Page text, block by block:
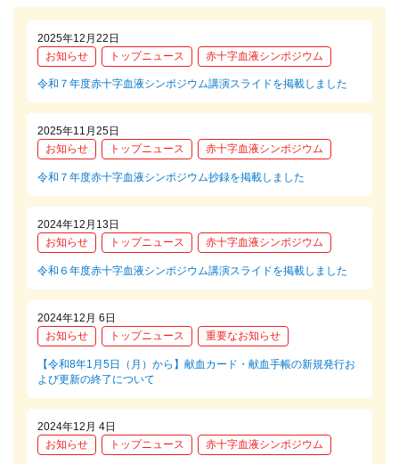
2025年12月22日
お知らせ
トップニュース 赤十字血液シンポジウム
令和７年度赤十字血液シンポジウム講演スライドを掲載しました
2025年11月25日
お知らせ
トップニュース 赤十字血液シンポジウム
令和７年度赤十字血液シンポジウム抄録を掲載しました
2024年12月13日
お知らせ
トップニュース 赤十字血液シンポジウム
令和６年度赤十字血液シンポジウム講演スライドを掲載しました
2024年12月 6日
お知らせ
トップニュース 重要なお知らせ
【令和8年1月5日（月）から】献血カード・献血手帳の新規発行お
よび更新の終了について
2024年12月 4日
お知らせ
トップニュース 赤十字血液シンポジウム